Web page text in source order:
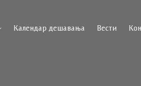
Календар дешавања Вести